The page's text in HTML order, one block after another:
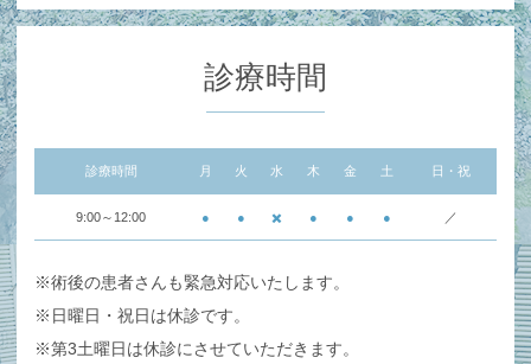
診療時間
診療時間 月 火 水 木 金 土 日・祝
9:00～12:00 ● ● ✖️ ● ● ● ／
※術後の患者さんも緊急対応いたします。
※日曜日・祝日は休診です。
※第3土曜日は休診にさせていただきます。